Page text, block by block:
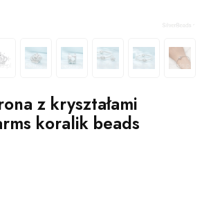
z kryształami
koralik beads